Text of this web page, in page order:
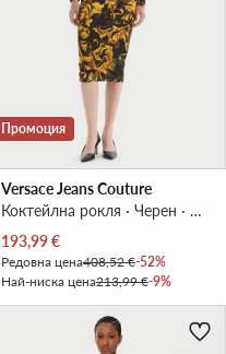
Промоция
Versace Jeans Couture
Коктейлна рокля · Черен · Миди
Актуална цена
193,99€
Редовна цена408,52 €-52%
Най-ниска цена213,99 €-9%